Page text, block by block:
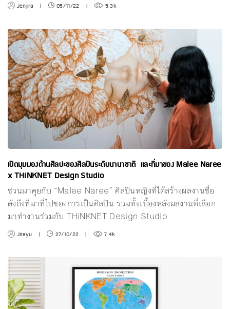
Jenjira | 05/11/22 | 5.3k
เปิดมุมมองด้านศิลปะของศิลปินระดับนานาชาติ และที่มาของ Malee Naree
x THiNKNET Design Studio
ชวนมาคุยกับ “Malee Naree” ศิลปินหญิงที่ได้สร้างผลงานชื่อ
ดังถึงที่มาที่ไปของการเป็นศิลปิน รวมทั้งเบื้องหลังผลงานที่เลือก
มาทำงานร่วมกับ THiNKNET Design Studio
Jirayu | 27/10/22 | 7.4k